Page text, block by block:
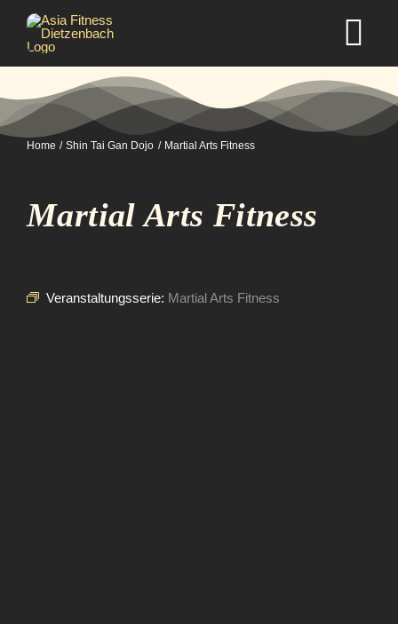
Inhalt
springen
Selbstverteidigung
Home Shin Tai Gan Dojo Martial Arts Fitness
Martial Arts Fitness
Veranstaltungsserie: Martial Arts Fitness